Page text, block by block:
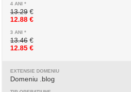
13.29 €
12.88 €
13.46 €
12.85 €
Domeniu .blog